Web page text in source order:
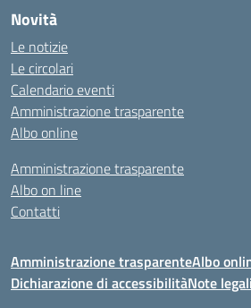
Novità
Le notizie
Le circolari
Calendario eventi
Amministrazione trasparente
Albo online
Amministrazione trasparente
Albo on line
Contatti
Amministrazione trasparenteAlbo
Dichiarazione di accessibilitàNote legali